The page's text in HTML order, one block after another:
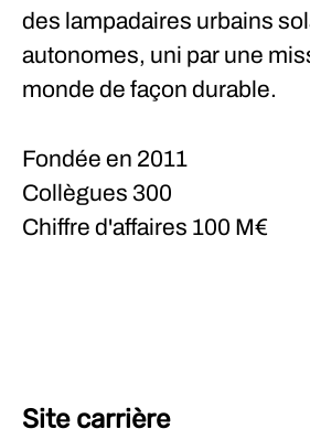
des lampadaires urbains
autonomes, uni par une
monde de façon durable.
Fondée en 2011
Collègues 300
Chiffre d'affaires 100 M€
Site carrière